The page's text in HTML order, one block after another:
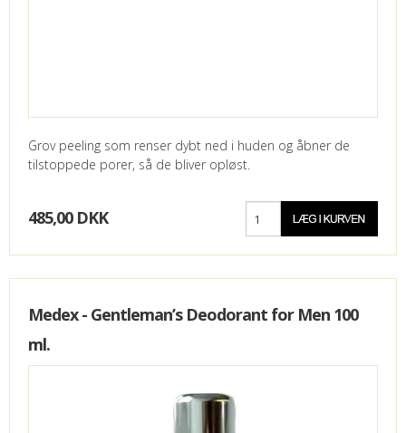
Grov peeling som renser dybt ned i huden og åbner de
tilstoppede porer, så de bliver opløst.
485,00 DKK
Medex - Gentleman’s Deodorant for Men 100
ml.